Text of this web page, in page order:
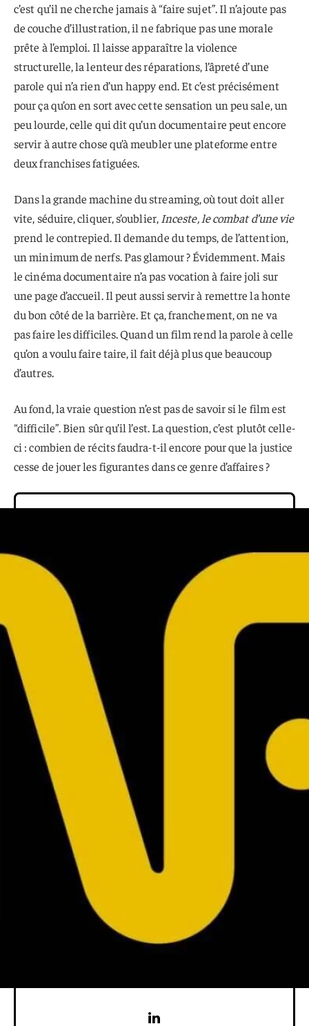
c’est qu’il ne cherche jamais à “faire sujet”. Il n’ajoute pas
de couche d’illustration, il ne fabrique pas une morale
prête à l’emploi. Il laisse apparaître la violence
structurelle, la lenteur des réparations, l’âpreté d’une
parole qui n’a rien d’un happy end. Et c’est précisément
pour ça qu’on en sort avec cette sensation un peu sale, un
peu lourde, celle qui dit qu’un documentaire peut encore
servir à autre chose qu’à meubler une plateforme entre
deux franchises fatiguées.
Dans la grande machine du streaming, où tout doit aller
vite, séduire, cliquer, s’oublier, Inceste, le combat d’une vie
prend le contrepied. Il demande du temps, de l’attention,
un minimum de nerfs. Pas glamour ? Évidemment. Mais
le cinéma documentaire n’a pas vocation à faire joli sur
une page d’accueil. Il peut aussi servir à remettre la honte
du bon côté de la barrière. Et ça, franchement, on ne va
pas faire les difficiles. Quand un film rend la parole à celle
qu’on a voulu faire taire, il fait déjà plus que beaucoup
d’autres.
Au fond, la vraie question n’est pas de savoir si le film est
“difficile”. Bien sûr qu’il l’est. La question, c’est plutôt celle-
ci : combien de récits faudra-t-il encore pour que la justice
cesse de jouer les figurantes dans ce genre d’affaires ?